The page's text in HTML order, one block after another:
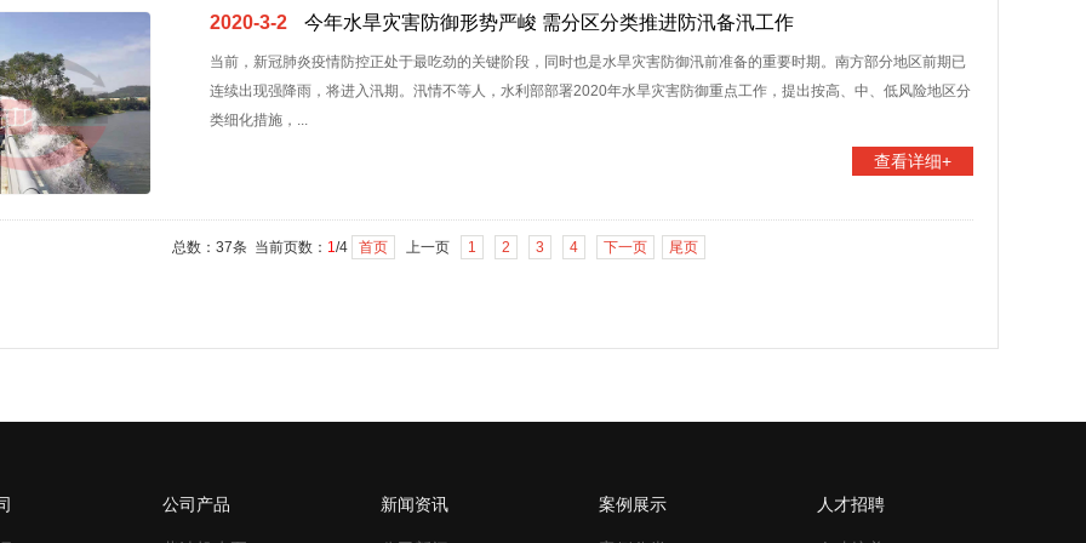
2020-3-2 今年水旱灾害防御形势严峻 需分区分类推进防汛备汛工作
当前，新冠肺炎疫情防控正处于最吃劲的关键阶段，同时也是水旱灾害防御汛前准备的重要时期。南方部分地区前期已
连续出现强降雨，将进入汛期。汛情不等人，水利部部署2020年水旱灾害防御重点工作，提出按高、中、低风险地区分
类细化措施，...
查看详细+
总数：37条 当前页数： 1/4 首页 上一页 1 2 3 4 下一页 尾页
公司产品 新闻资讯 案例展示 人才招聘